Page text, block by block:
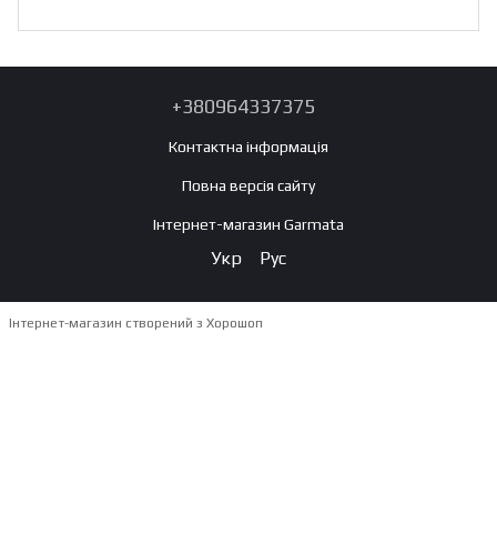
+380964337375
Контактна інформація
Повна версія сайту
Інтернет-магазин Garmata
Укр Рус
Інтернет-магазин створений з Хорошоп